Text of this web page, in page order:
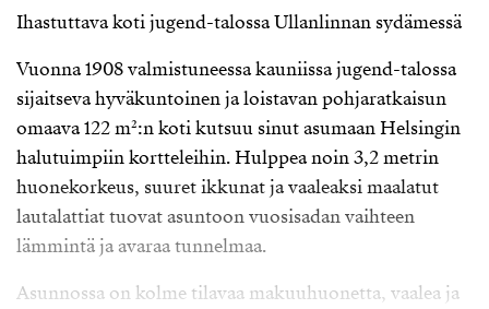
Ihastuttava koti jugend-talossa Ullanlinnan sydämessä
Vuonna 1908 valmistuneessa kauniissa jugend-talossa
sijaitseva hyväkuntoinen ja loistavan pohjaratkaisun
omaava 122 m²:n koti kutsuu sinut asumaan Helsingin
halutuimpiin kortteleihin. Hulppea noin 3,2 metrin
huonekorkeus, suuret ikkunat ja vaaleaksi maalatut
lautalattiat tuovat asuntoon vuosisadan vaihteen
lämmintä ja avaraa tunnelmaa.
Asunnossa on kolme tilavaa makuuhuonetta, vaalea ja